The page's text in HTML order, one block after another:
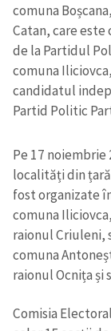
comuna
Catan, care
de la Partidul
comuna
candidatul
Partid Politic
Pe 17
localități din
fost organizate
comuna
raionul Criuleni,
comuna
raionul Ocnița și
Comisia